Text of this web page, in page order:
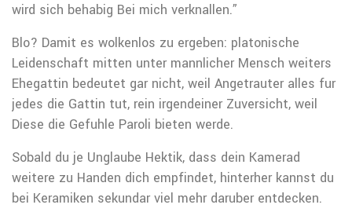
wird sich behabig Bei mich verknallen.”
Blo? Damit es wolkenlos zu ergeben: platonische
Leidenschaft mitten unter mannlicher Mensch weiters
Ehegattin bedeutet gar nicht, weil Angetrauter alles fur
jedes die Gattin tut, rein irgendeiner Zuversicht, weil
Diese die Gefuhle Paroli bieten werde.
Sobald du je Unglaube Hektik, dass dein Kamerad
weitere zu Handen dich empfindet, hinterher kannst du
bei Keramiken sekundar viel mehr daruber entdecken.